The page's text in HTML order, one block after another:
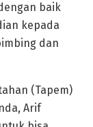
baik
kepada
dan
(Tapem)
Arif